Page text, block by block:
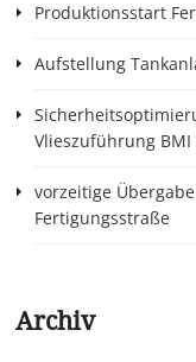
Produktionsstart
Aufstellung
Vlieszuführung BMI
vorzeitige
Fertigungsstraße
Archiv